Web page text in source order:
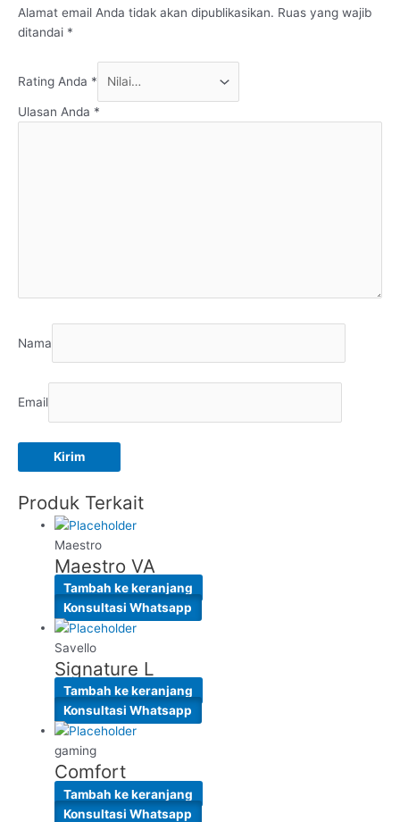
Alamat email Anda tidak akan dipublikasikan. Ruas yang wajib
ditandai *
Rating Anda *
Ulasan Anda *
Nama
Email
Produk Terkait
Maestro
Maestro VA
Tambah ke keranjang
Konsultasi Whatsapp
Savello
Signature L
Tambah ke keranjang
Konsultasi Whatsapp
gaming
Comfort
Tambah ke keranjang
Konsultasi Whatsapp